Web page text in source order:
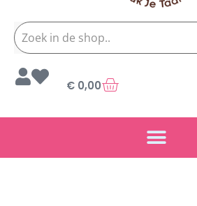
€ 0,00